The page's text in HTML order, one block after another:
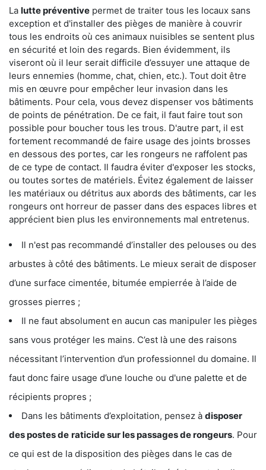
La lutte préventive permet de traiter tous les locaux sans
exception et d'installer des pièges de manière à couvrir
tous les endroits où ces animaux nuisibles se sentent plus
en sécurité et loin des regards. Bien évidemment, ils
viseront où il leur serait difficile d’essuyer une attaque de
leurs ennemies (homme, chat, chien, etc.). Tout doit être
mis en œuvre pour empêcher leur invasion dans les
bâtiments. Pour cela, vous devez dispenser vos bâtiments
de points de pénétration. De ce fait, il faut faire tout son
possible pour boucher tous les trous. D'autre part, il est
fortement recommandé de faire usage des joints brosses
en dessous des portes, car les rongeurs ne raffolent pas
de ce type de contact. Il faudra éviter d'exposer les stocks,
ou toutes sortes de matériels. Évitez également de laisser
les matériaux ou détritus aux abords des bâtiments, car les
rongeurs ont horreur de passer dans des espaces libres et
apprécient bien plus les environnements mal entretenus.
Il n'est pas recommandé d’installer des pelouses ou des
arbustes à côté des bâtiments. Le mieux serait de disposer
d’une surface cimentée, bitumée empierrée à l’aide de
grosses pierres ;
Il ne faut absolument en aucun cas manipuler les pièges
sans vous protéger les mains. C’est là une des raisons
nécessitant l’intervention d’un professionnel du domaine. Il
faut donc faire usage d’une louche ou d'une palette et de
récipients propres ;
Dans les bâtiments d’exploitation, pensez à disposer
des postes de raticide sur les passages de rongeurs. Pour
ce qui est de la disposition des pièges dans le cas de